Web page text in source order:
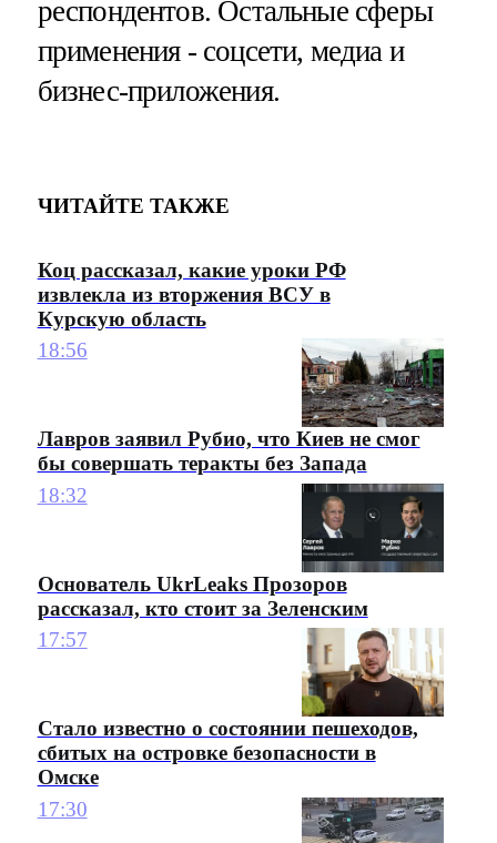
респондентов. Остальные сферы
применения - соцсети, медиа и
бизнес-приложения.
ЧИТАЙТЕ ТАКЖЕ
Коц рассказал, какие уроки РФ
извлекла из вторжения ВСУ в
Курскую область
18:56
Лавров заявил Рубио, что Киев не смог
бы совершать теракты без Запада
18:32
Основатель UkrLeaks Прозоров
рассказал, кто стоит за Зеленским
17:57
Стало известно о состоянии пешеходов,
сбитых на островке безопасности в
Омске
17:30